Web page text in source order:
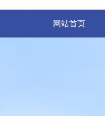
网站首页